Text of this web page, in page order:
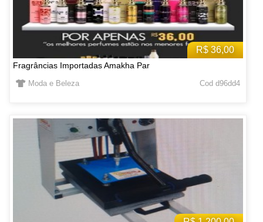
R$ 36,00
Fragrâncias Importadas Amakha Par
Moda e Beleza Cod d96dd4